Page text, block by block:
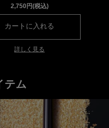
2,750円(税込)
カートに入れる
詳しく見る
テム